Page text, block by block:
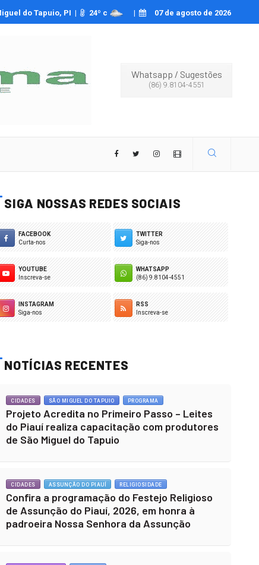
Serra da Capivara encerra edição 2026 reunindo mais de 3 mil pessoas
do Tapuio, PI | 24º c | 07 de agosto de 2026
Whatsapp / Sugestões
(86) 9.8104-4551
SIGA NOSSAS REDES SOCIAIS
FACEBOOK
Curta-nos
TWITTER
Siga-nos
YOUTUBE
Inscreva-se
WHATSAPP
(86) 9.8104-4551
INSTAGRAM
Siga-nos
RSS
Inscreva-se
NOTÍCIAS RECENTES
CIDADES SÃO MIGUEL DO TAPUIO PROGRAMA
Projeto Acredita no Primeiro Passo – Leites
do Piauí realiza capacitação com produtores
de São Miguel do Tapuio
CIDADES ASSUNÇÃO DO PIAUÍ RELIGIOSIDADE
Confira a programação do Festejo Religioso
de Assunção do Piauí, 2026, em honra à
padroeira Nossa Senhora da Assunção